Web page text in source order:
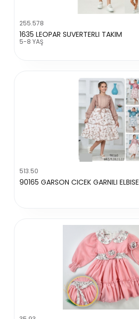
255.578
1635 LEOPAR SUVERTERLI TAKIM
5-8 YAŞ
513.50
90165 GARSON CICEK GARNILI ELBISE